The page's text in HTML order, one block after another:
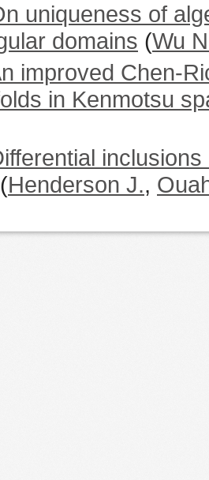
uniqueness of
domains (Wu
improved Chen-
in Kenmotsu
(Henderson J.,